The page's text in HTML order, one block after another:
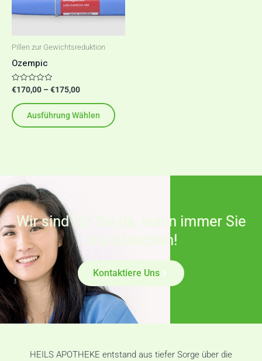
Pillen zur Gewichtsreduktion
Ozempic
Bewertet
mit
von
5
€170,00 –€175,00
Ausführung Wählen
gewählt
Wir sind für Sie da, wann immer Sie
uns brauchen!
Kontaktiere Uns
HEILS APOTHEKE entstand aus tiefer Sorge über die